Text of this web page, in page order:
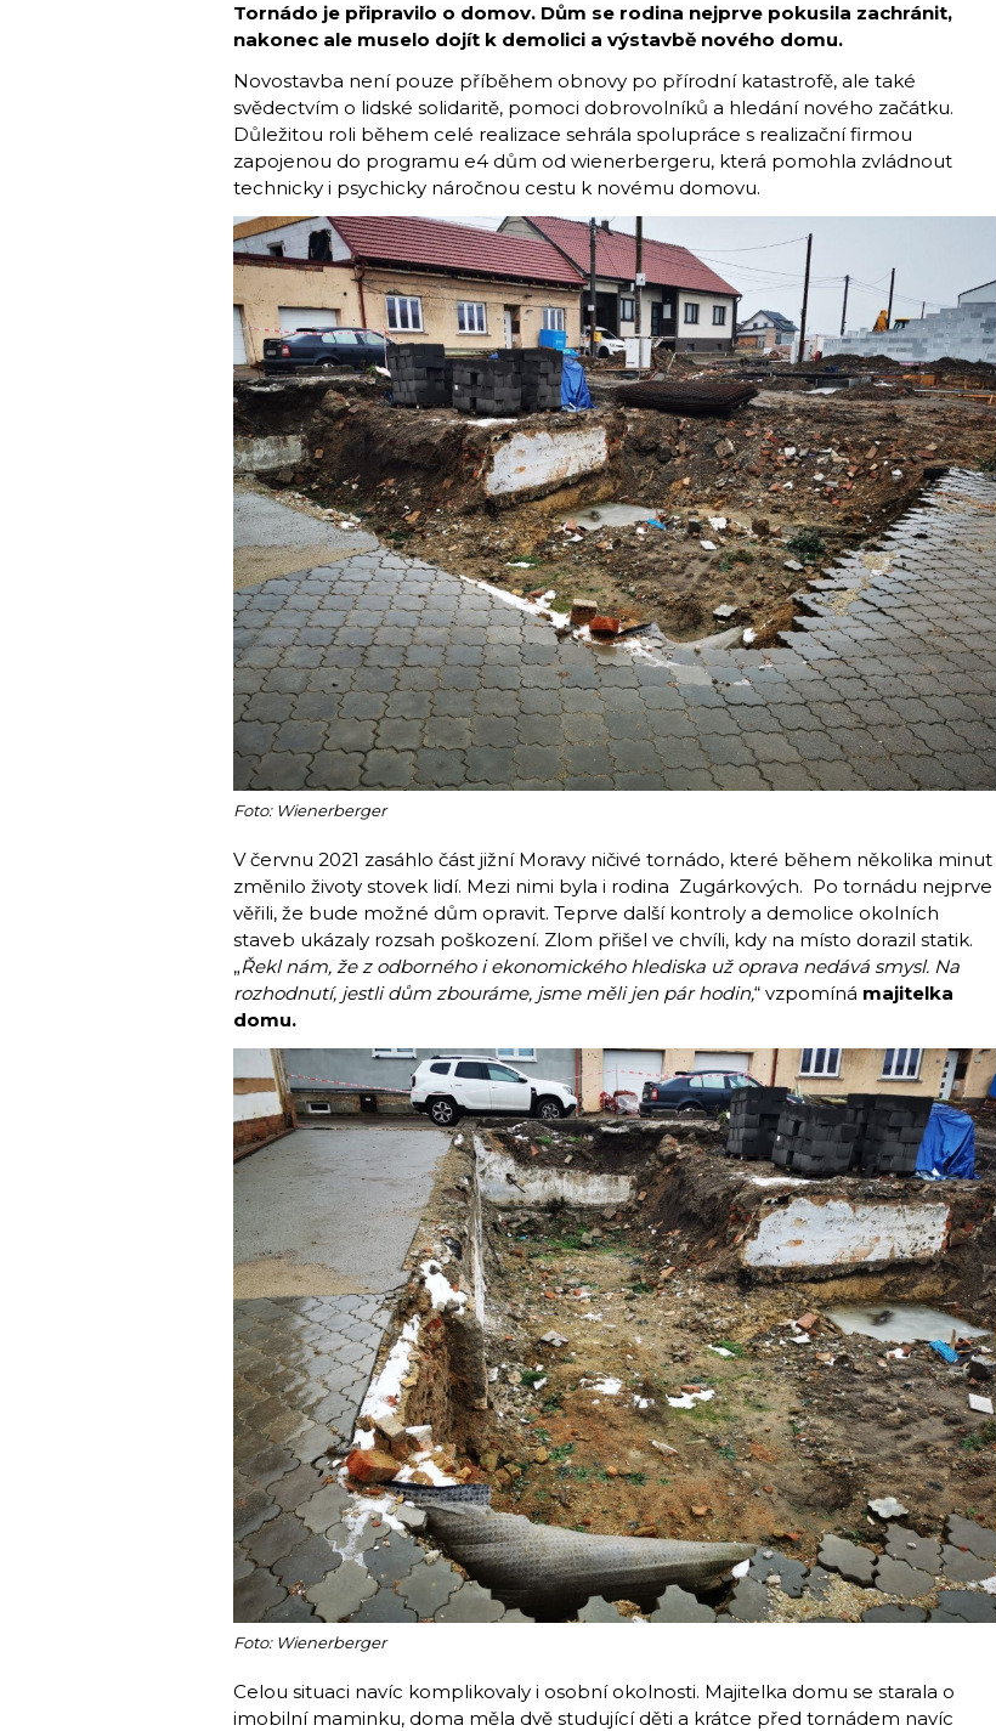
Tornádo je připravilo o domov. Dům se rodina nejprve pokusila zachránit,
nakonec ale muselo dojít k demolici a výstavbě nového domu.
Novostavba není pouze příběhem obnovy po přírodní katastrofě, ale také
svědectvím o lidské solidaritě, pomoci dobrovolníků a hledání nového začátku.
Důležitou roli během celé realizace sehrála spolupráce s realizační firmou
zapojenou do programu e4 dům od wienerbergeru, která pomohla zvládnout
technicky i psychicky náročnou cestu k novému domovu.
Foto: Wienerberger
V červnu 2021 zasáhlo část jižní Moravy ničivé tornádo, které během několika minut
změnilo životy stovek lidí. Mezi nimi byla i rodina Zugárkových. Po tornádu nejprve
věřili, že bude možné dům opravit. Teprve další kontroly a demolice okolních
staveb ukázaly rozsah poškození. Zlom přišel ve chvíli, kdy na místo dorazil statik.
„Řekl nám, že z odborného i ekonomického hlediska už oprava nedává smysl. Na
rozhodnutí, jestli dům zbouráme, jsme měli jen pár hodin,“ vzpomíná majitelka
domu.
Foto: Wienerberger
Celou situaci navíc komplikovaly i osobní okolnosti. Majitelka domu se starala o
imobilní maminku, doma měla dvě studující děti a krátce před tornádem navíc